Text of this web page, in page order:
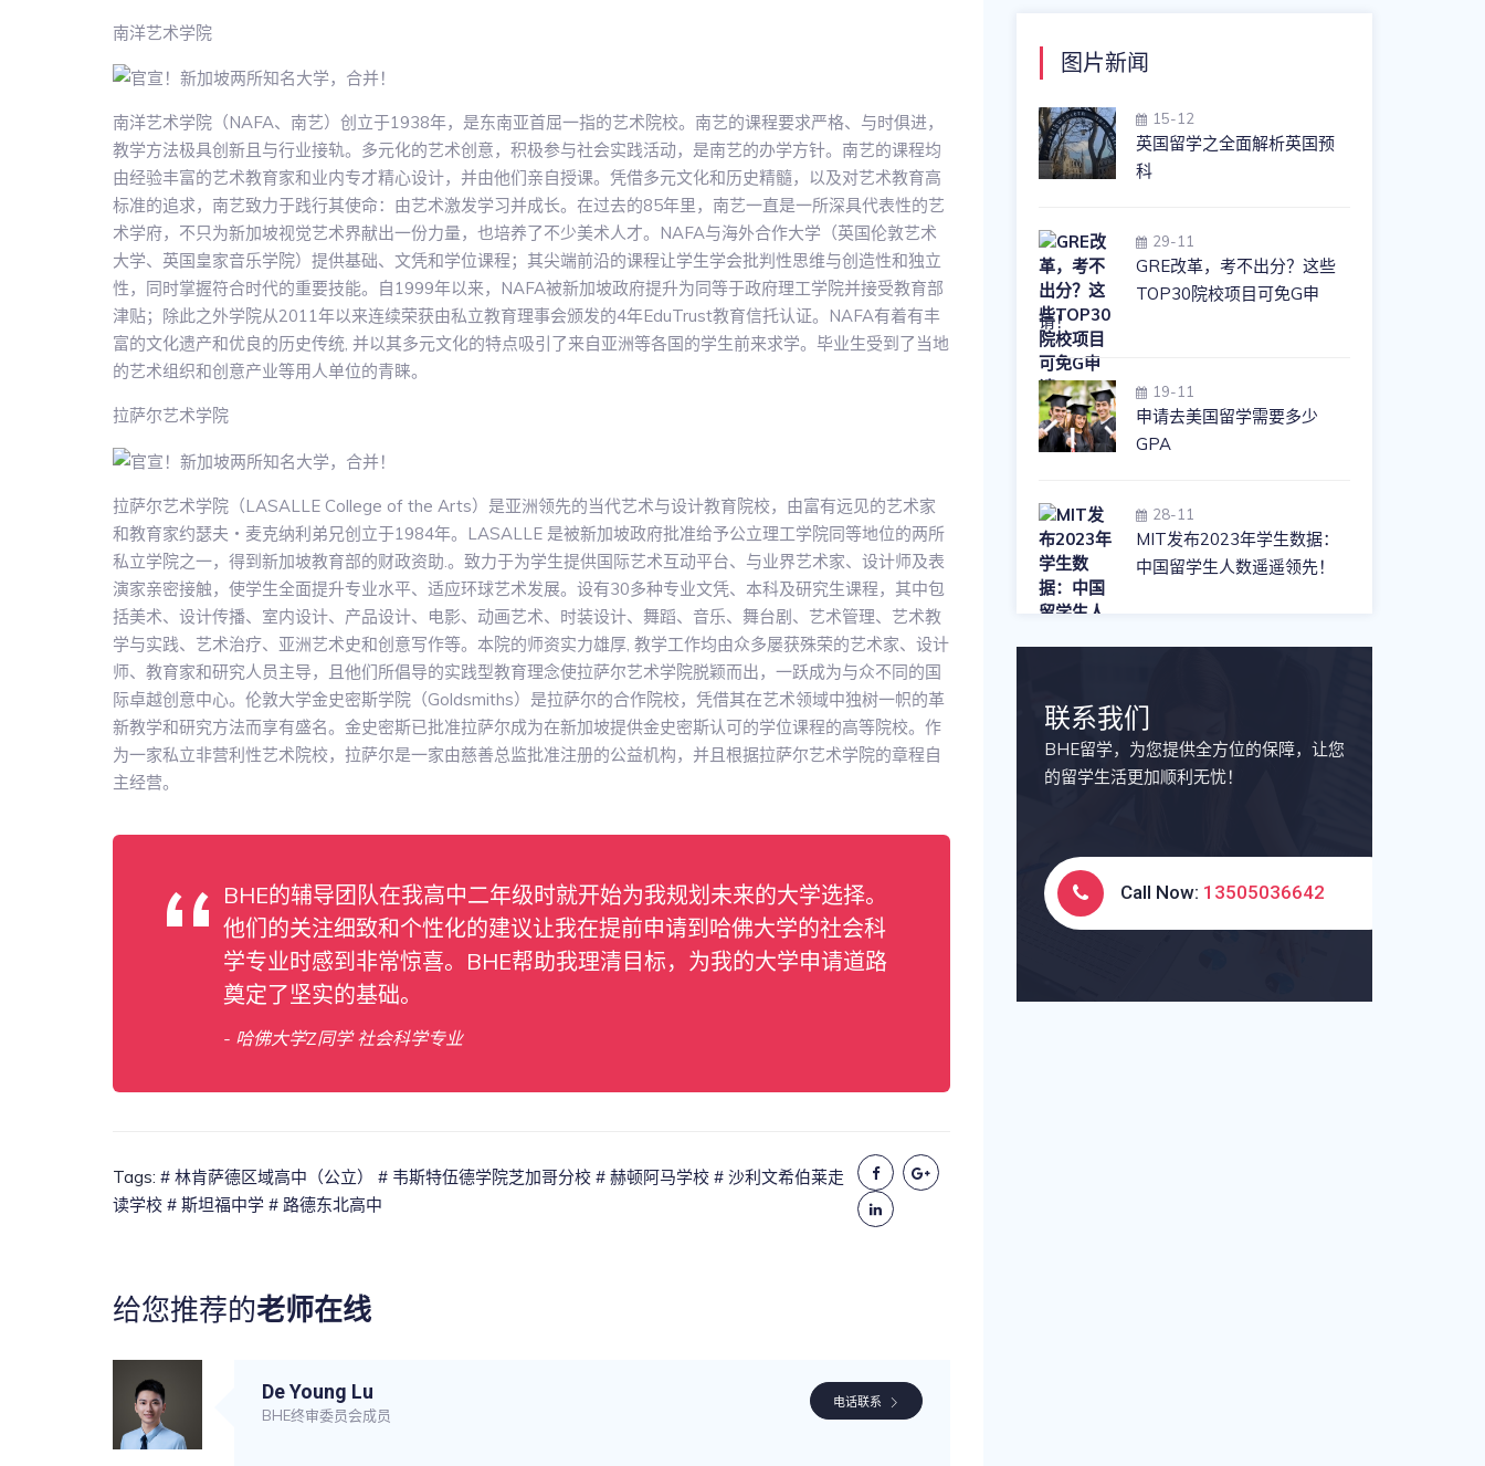
南洋艺术学院
南洋艺术学院（NAFA、南艺）创立于1938年，是东南亚首屈一指的艺术院校。南艺的课程要求严格、与时俱进，
教学方法极具创新且与行业接轨。多元化的艺术创意，积极参与社会实践活动，是南艺的办学方针。南艺的课程均
由经验丰富的艺术教育家和业内专才精心设计，并由他们亲自授课。凭借多元文化和历史精髓，以及对艺术教育高
标准的追求，南艺致力于践行其使命：由艺术激发学习并成长。在过去的85年里，南艺一直是一所深具代表性的艺
术学府，不只为新加坡视觉艺术界献出一份力量，也培养了不少美术人才。NAFA与海外合作大学（英国伦敦艺术
大学、英国皇家音乐学院）提供基础、文凭和学位课程；其尖端前沿的课程让学生学会批判性思维与创造性和独立
性，同时掌握符合时代的重要技能。自1999年以来，NAFA被新加坡政府提升为同等于政府理工学院并接受教育部
津贴；除此之外学院从2011年以来连续荣获由私立教育理事会颁发的4年EduTrust教育信托认证。NAFA有着有丰
富的文化遗产和优良的历史传统, 并以其多元文化的特点吸引了来自亚洲等各国的学生前来求学。毕业生受到了当地
的艺术组织和创意产业等用人单位的青睐。
拉萨尔艺术学院
拉萨尔艺术学院（LASALLE College of the Arts）是亚洲领先的当代艺术与设计教育院校，由富有远见的艺术家
和教育家约瑟夫・麦克纳利弟兄创立于1984年。LASALLE 是被新加坡政府批准给予公立理工学院同等地位的两所
私立学院之一，得到新加坡教育部的财政资助.。致力于为学生提供国际艺术互动平台、与业界艺术家、设计师及表
演家亲密接触，使学生全面提升专业水平、适应环球艺术发展。设有30多种专业文凭、本科及研究生课程，其中包
括美术、设计传播、室内设计、产品设计、电影、动画艺术、时装设计、舞蹈、音乐、舞台剧、艺术管理、艺术教
学与实践、艺术治疗、亚洲艺术史和创意写作等。本院的师资实力雄厚, 教学工作均由众多屡获殊荣的艺术家、设计
师、教育家和研究人员主导，且他们所倡导的实践型教育理念使拉萨尔艺术学院脱颖而出，一跃成为与众不同的国
际卓越创意中心。伦敦大学金史密斯学院（Goldsmiths）是拉萨尔的合作院校，凭借其在艺术领域中独树一帜的革
新教学和研究方法而享有盛名。金史密斯已批准拉萨尔成为在新加坡提供金史密斯认可的学位课程的高等院校。作
为一家私立非营利性艺术院校，拉萨尔是一家由慈善总监批准注册的公益机构，并且根据拉萨尔艺术学院的章程自
主经营。
BHE的辅导团队在我高中二年级时就开始为我规划未来的大学选择。
他们的关注细致和个性化的建议让我在提前申请到哈佛大学的社会科
学专业时感到非常惊喜。BHE帮助我理清目标，为我的大学申请道路
奠定了坚实的基础。
- 哈佛大学Z同学 社会科学专业
Tags: # 林肯萨德区域高中（公立） # 韦斯特伍德学院芝加哥分校 # 赫顿阿马学校 # 沙利文希伯莱走
读学校 # 斯坦福中学 # 路德东北高中
给您推荐的老师在线
De Young Lu
BHE终审委员会成员
电话联系
图片新闻
15-12
英国留学之全面解析英国预
科
29-11
GRE改革，考不出分？这些
TOP30院校项目可免G申
请！
19-11
申请去美国留学需要多少
GPA
28-11
MIT发布2023年学生数据：
中国留学生人数遥遥领先！
联系我们
BHE留学，为您提供全方位的保障，让您
的留学生活更加顺利无忧！
Call Now: 13505036642